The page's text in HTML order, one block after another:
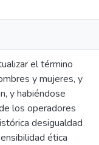
el término
y mujeres, y
y habiéndose
los operadores
desigualdad
ética